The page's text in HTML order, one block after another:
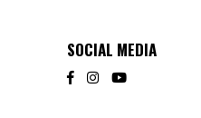
SOCIAL MEDIA